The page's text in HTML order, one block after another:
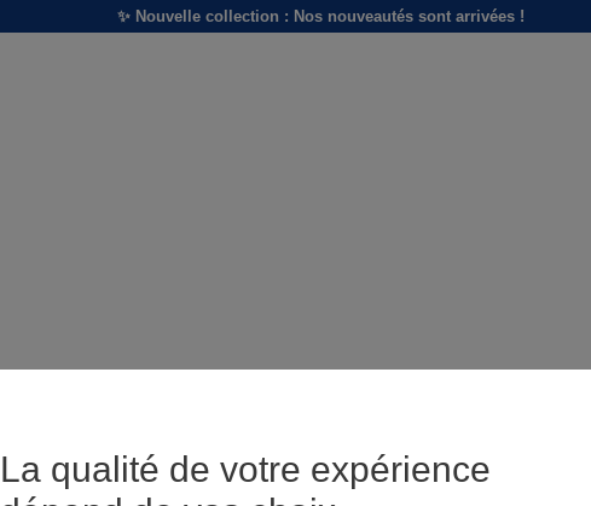
✨ Nouvelle collection : Nos nouveautés sont arrivées !
La qualité de votre expérience